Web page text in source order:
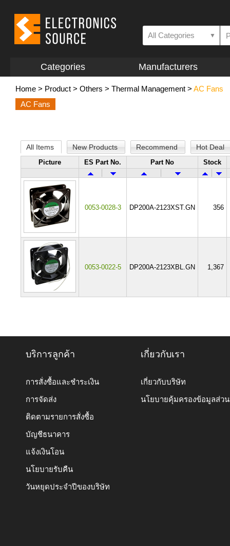
All Categories ▼
Categories Manufacturers
Home > Product > Others > Thermal Management > AC Fans
AC Fans
All Items New Products Recommend Hot Deal
Picture ES Part No. Part No Stock
0053-0028-3 DP200A-2123XST.GN 356
0053-0022-5 DP200A-2123XBL.GN 1,367
บริการลูกค้า
การสั่งซื้อและชำระเงิน
การจัดส่ง
ติดตามรายการสั่งซื้อ
บัญชีธนาคาร
แจ้งเงินโอน
นโยบายรับคืน
วันหยุดประจำปีของบริษัท
เกี่ยวกับเรา
เกี่ยวกับบริษัท
นโยบายคุ้มครองข้อมูลส่ว